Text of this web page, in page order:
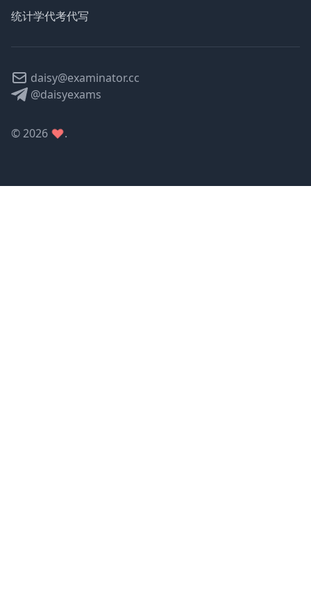
统计学代考代写
daisy@examinator.cc
@daisyexams
©2026 .